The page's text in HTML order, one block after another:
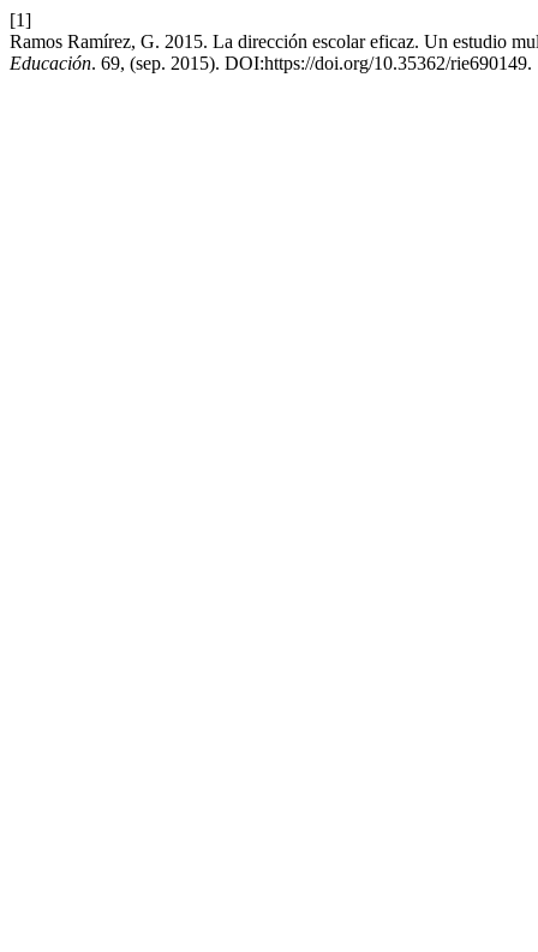
[1]
Ramos Ramírez, G. 2015. La dirección escolar eficaz. Un estudio
Educación. 69, (sep. 2015). DOI:https://doi.org/10.35362/rie690149.